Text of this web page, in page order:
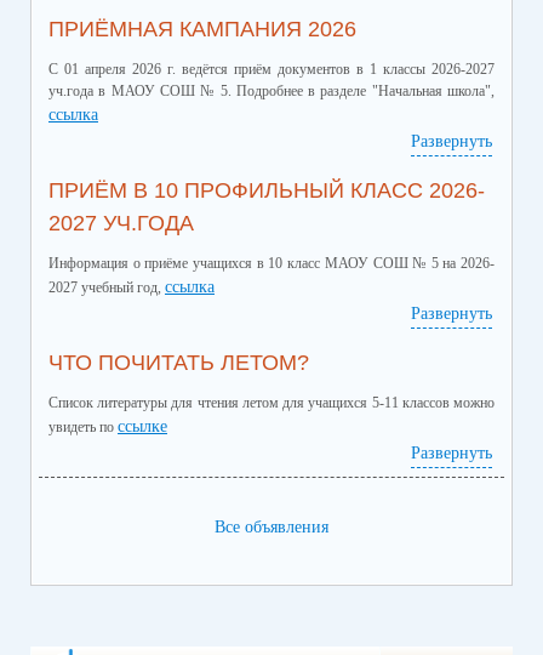
ПРИЁМНАЯ КАМПАНИЯ 2026
С 01 апреля 2026 г. ведётся приём документов в 1 классы 2026-2027
уч.года в МАОУ СОШ № 5. Подробнее в разделе "Начальная школа",
ссылка
Развернуть
ПРИЁМ В 10 ПРОФИЛЬНЫЙ КЛАСС 2026-
2027 УЧ.ГОДА
Информация о приёме учащихся в 10 класс МАОУ СОШ № 5 на 2026-
2027 учебный год, ссылка
Развернуть
ЧТО ПОЧИТАТЬ ЛЕТОМ?
Список литературы для чтения летом для учащихся 5-11 классов можно
увидеть по ссылке
Развернуть
Все объявления